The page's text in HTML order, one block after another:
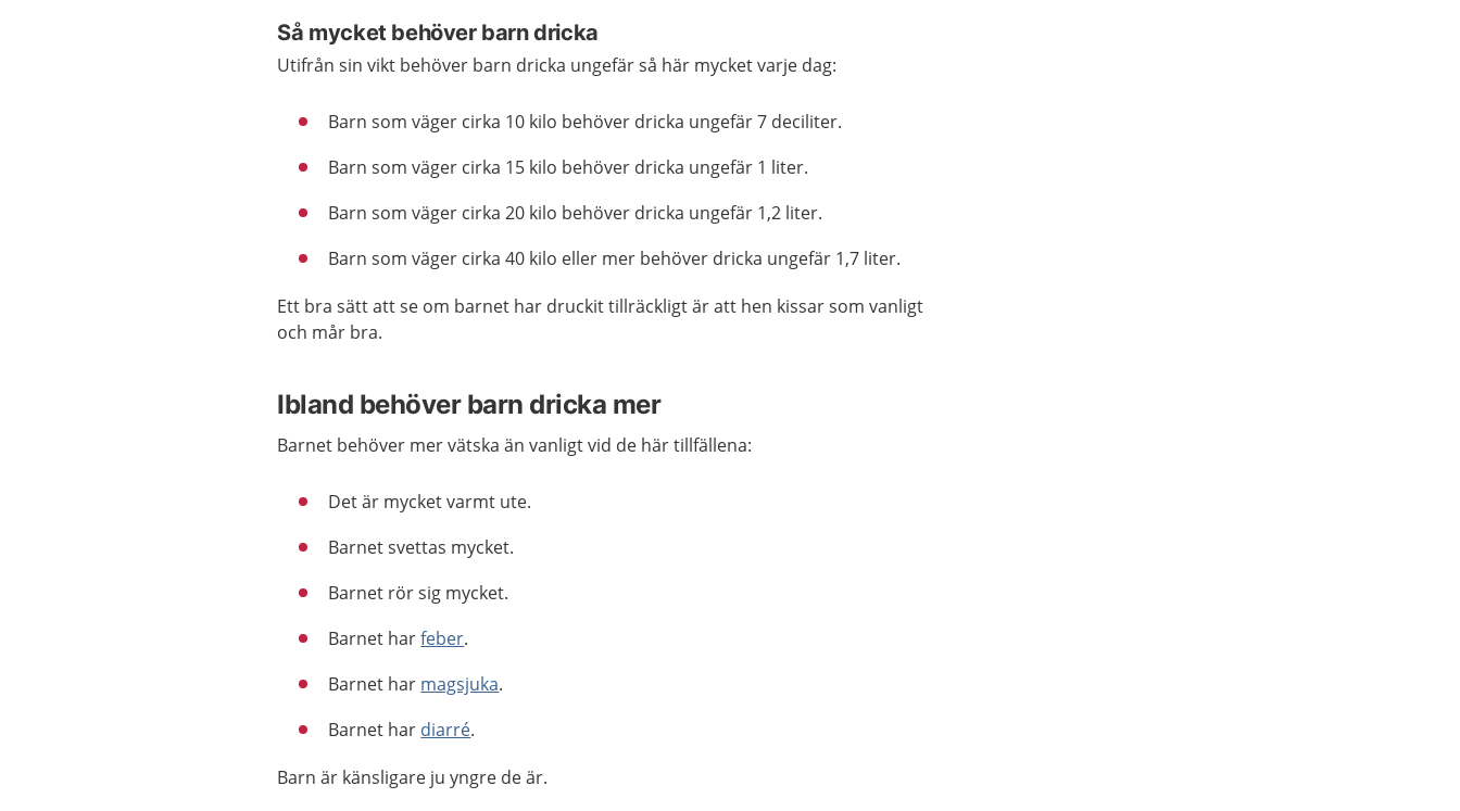
Så mycket behöver barn dricka
Utifrån sin vikt behöver barn dricka ungefär så här mycket varje dag:
Barn som väger cirka 10 kilo behöver dricka ungefär 7 deciliter.
Barn som väger cirka 15 kilo behöver dricka ungefär 1 liter.
Barn som väger cirka 20 kilo behöver dricka ungefär 1,2 liter.
Barn som väger cirka 40 kilo eller mer behöver dricka ungefär 1,7 liter.
Ett bra sätt att se om barnet har druckit tillräckligt är att hen kissar som vanligt
och mår bra.
Ibland behöver barn dricka mer
Barnet behöver mer vätska än vanligt vid de här tillfällena:
Det är mycket varmt ute.
Barnet svettas mycket.
Barnet rör sig mycket.
Barnet harfeber.
Barnet har magsjuka.
Barnet har diarré.
Barn är känsligare ju yngre de är.